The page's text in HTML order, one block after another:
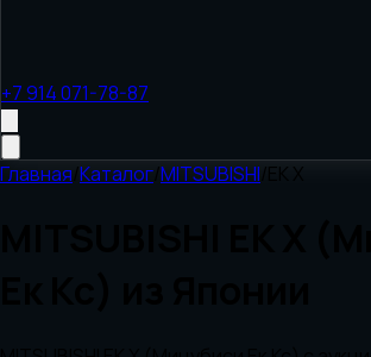
+7 914 071-78-87
Главная/Каталог/MITSUBISHI/EK X